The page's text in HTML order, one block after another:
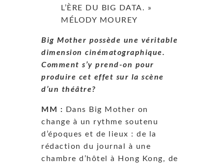
L’ÈRE DU BIG DATA. »
MÉLODY MOUREY
Big Mother possède une véritable
dimension cinématographique.
Comment s’y prend-on pour
produire cet effet sur la scène
d’un théâtre?
MM : Dans Big Mother on
change à un rythme soutenu
d’époques et de lieux : de la
rédaction du journal à une
chambre d’hôtel à Hong Kong, de